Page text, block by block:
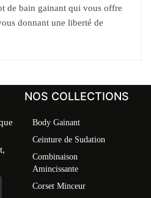
de bain gainant qui vous offre
donnant une liberté de
NOS COLLECTIONS
Body Gainant
Ceinture de Sudation
Combinaison
Amincissante
Corset Minceur